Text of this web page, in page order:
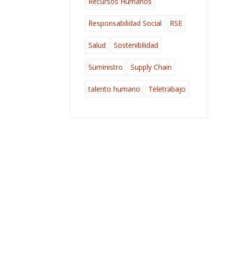
Responsabilidad Social RSE
Salud Sostenibilidad
Suministro Supply Chain
talento humano Teletrabajo